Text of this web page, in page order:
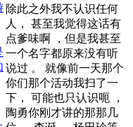
除此之外我不认识任何
人， 甚至我觉得这话有
点爹味啊 ，但是我甚至
一个名字都原来没有听
说过 。 就像前一天那个
你们那个活动我扫了一
下， 可能也只认识呃 ，
陶勇你刚才讲的那那几